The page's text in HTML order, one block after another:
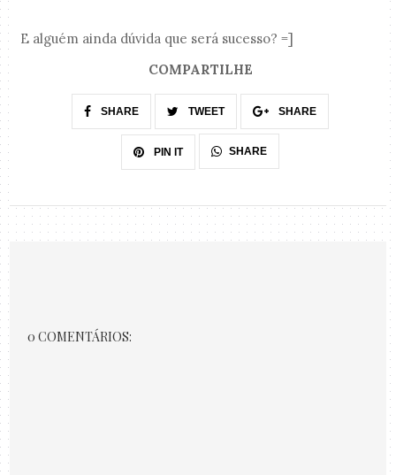
E alguém ainda dúvida que será sucesso? =]
COMPARTILHE
SHARE TWEET SHARE
PIN IT SHARE
0 COMENTÁRIOS: